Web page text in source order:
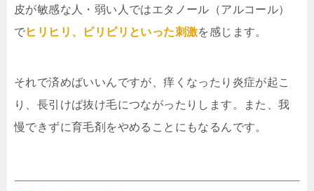
皮が敏感な人・弱い人ではエタノール（アルコール）
でヒリヒリ、ピリピリといった刺激を感じます。
それで済めばいいんですが、痒くなったり炎症が起こ
り、長引けば抜け毛につながったりします。また、我
慢できずに育毛剤をやめることにもなるんです。